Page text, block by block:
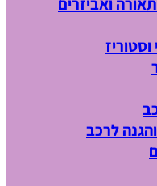
ואביזרים
לרכב